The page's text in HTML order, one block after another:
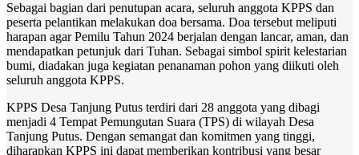
Sebagai bagian dari penutupan acara, seluruh anggota KPPS dan
peserta pelantikan melakukan doa bersama. Doa tersebut meliputi
harapan agar Pemilu Tahun 2024 berjalan dengan lancar, aman, dan
mendapatkan petunjuk dari Tuhan. Sebagai simbol spirit kelestarian
bumi, diadakan juga kegiatan penanaman pohon yang diikuti oleh
seluruh anggota KPPS.
KPPS Desa Tanjung Putus terdiri dari 28 anggota yang dibagi
menjadi 4 Tempat Pemungutan Suara (TPS) di wilayah Desa
Tanjung Putus. Dengan semangat dan komitmen yang tinggi,
diharapkan KPPS ini dapat memberikan kontribusi yang besar